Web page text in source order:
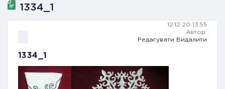
1334_1
12.12.20 13:55
Автор:
Редагувати
Видалити
1334_1